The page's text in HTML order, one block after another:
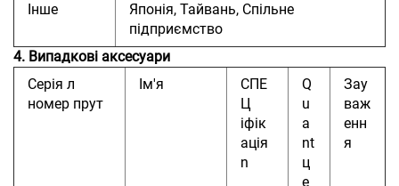
Інше
Японія, Тайвань, Спільне
підприємство
4. Випадкові аксесуари
Серія л
номер прут
Ім'я
СПЕ
Ц
іфік
ація
n
Q
u
a
nt
ц
е
Зау
важ
енн
я